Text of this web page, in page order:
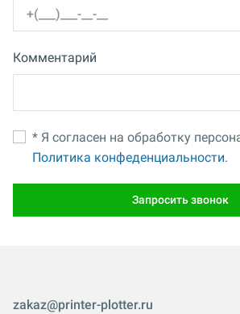
Комментарий
* Я согласен на обработку
Политика конфеденциальности.
Запросить звонок
zakaz@printer-plotter.ru